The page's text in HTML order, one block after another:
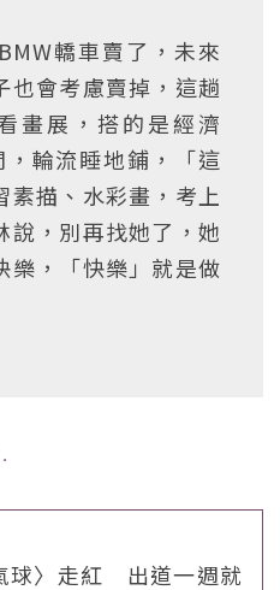
轎車賣了，未來
也會考慮賣掉，這趟
畫展，搭的是經濟
輪流睡地鋪，「這
素描、水彩畫，考上
說，別再找她了，她
樂，「快樂」就是做
﹒
球〉走紅 出道一週就